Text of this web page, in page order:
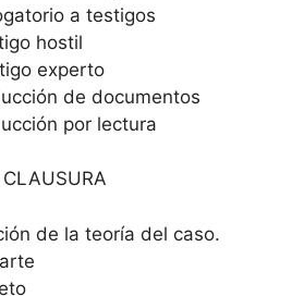
a testigos
hostil
experto
de documentos
por lectura
de la teoría del caso.